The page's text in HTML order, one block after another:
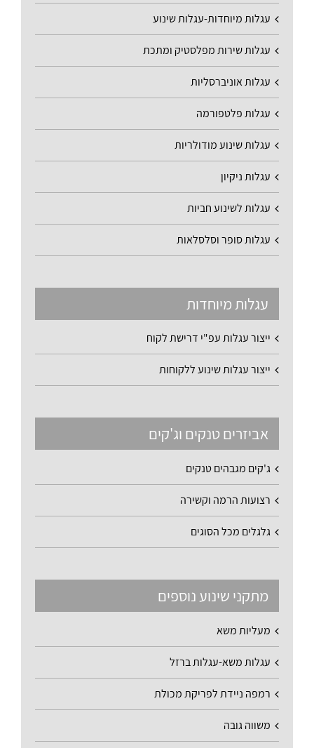
עגלות מיוחדות-עגלות שינוע
עגלות שירות מפלסטיק ומתכת
עגלות אוניברסליות
עגלות פלטפורמה
עגלות שינוע מודולריות
עגלות ניקיון
עגלות לשינוע חביות
עגלות סופר וסלסלאות
עגלות מיוחדות
ייצור עגלות עפ"י דרישת לקוח
ייצור עגלות שינוע ללקוחות
אביזרים טנקים וג'קים
ג'קים מגבהים טנקים
רצועות הרמה וקשירה
גלגלים מכל הסוגים
מתקני שינוע נוספים
מעליות משא
עגלות משא-עגלות ברזל
רמפה ניידת לפריקת מכולת
משווה גובה